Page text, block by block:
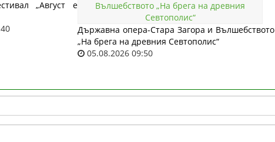
„Август е
Държавна опера-Стара Загора и Вълшебството
„На брега на древния Севтополис“
05.08.2026 09:50